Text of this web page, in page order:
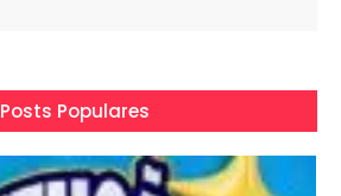
Posts Populares